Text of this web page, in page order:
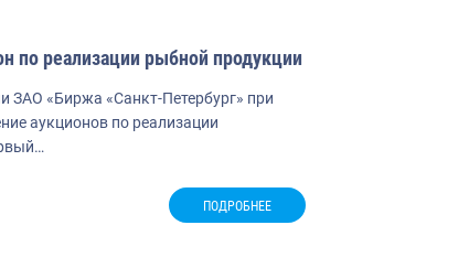
по реализации рыбной продукции
ЗАО «Биржа «Санкт-Петербург» при
аукционов по реализации
ПОДРОБНЕЕ